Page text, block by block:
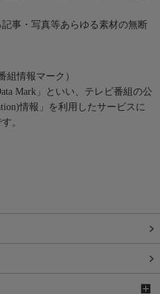
事・写真等あらゆる素材の無断
組情報マーク）
Mark」といい、テレビ番組の公
情報」を利用したサービスに
。